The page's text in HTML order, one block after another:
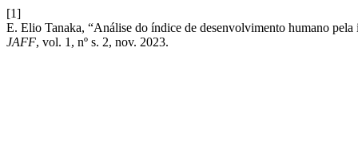
[1]
E. Elio Tanaka, “Análise do índice de desenvolvimento humano
JAFF, vol. 1, nº s. 2, nov. 2023.